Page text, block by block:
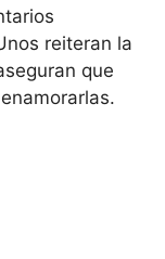
reiteran la
que